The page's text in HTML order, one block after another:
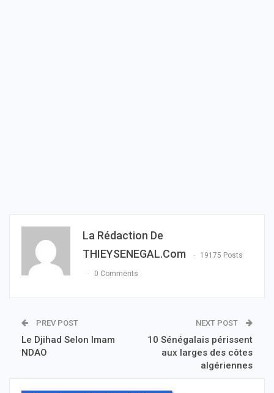
La Rédaction De
THIEYSENEGAL.com
19175 Posts
0 Comments
PREV POST
Le Djihad Selon Imam
NDAO
NEXT POST
10 Sénégalais périssent
aux larges des côtes
algériennes